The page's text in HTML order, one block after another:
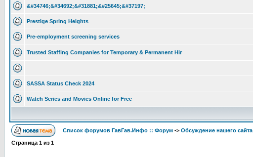
&#34746;&#34692;&#31881;&#25645;&#37197;
Prestige Spring Heights
Pre-employment screening services
Trusted Staffing Companies for Temporary & Permanent Hir
SASSA Status Check 2024
Watch Series and Movies Online for Free
Список форумов ГавГав.Инфо :: Форум -> Обсуждение нашего сайта
Страница 1 из 1